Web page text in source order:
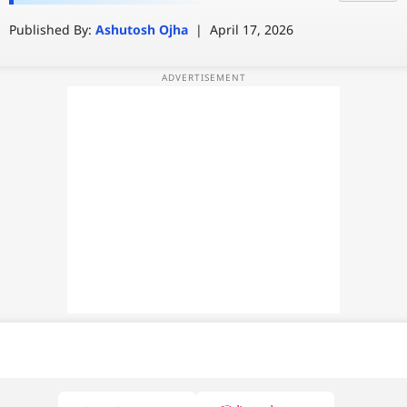
वेब स्टोरी
Published By: Ashutosh Ojha | April 17, 2026